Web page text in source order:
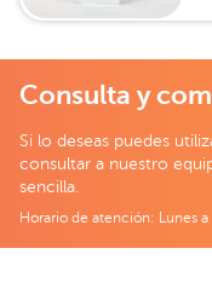
Consulta y
Si lo deseas puedes
consultar a nuestro
sencilla.
Horario de atención: Lunes